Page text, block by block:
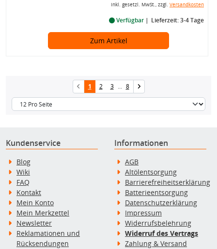
inkl. gesetzl. MwSt., zzgl. Versandkosten
Verfügbar Lieferzeit: 3-4 Tage
Zum Artikel
1 2 3 ... 8
Kundenservice
Blog
Wiki
FAQ
Kontakt
Mein Konto
Mein Merkzettel
Newsletter
Reklamationen und
Rücksendungen
Informationen
AGB
Altölentsorgung
Barrierefreiheitserklärung
Batterieentsorgung
Datenschutzerklärung
Impressum
Widerrufsbelehrung
Widerruf des Vertrags
Zahlung & Versand